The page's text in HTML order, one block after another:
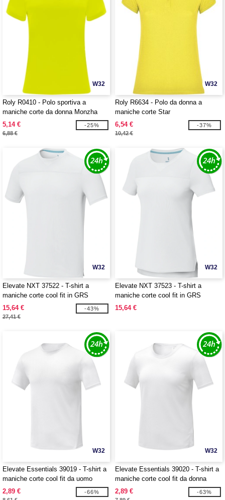
W32
Roly R0410 - Polo sportiva a
maniche corte da donna Monzha
5,14 €
6,88 €
-25%
W32
Roly R6634 - Polo da donna a
maniche corte Star
6,54 €
10,42 €
-37%
W32
Elevate NXT 37522 - T-shirt a
maniche corte cool fit in GRS
riciclato da uomo Borax
15,64 €
27,41 €
-43%
W32
Elevate NXT 37523 - T-shirt a
maniche corte cool fit in GRS
riciclato da donna Borax
15,64 €
W32
Elevate Essentials 39019 - T-shirt a
maniche corte cool fit da uomo
Kratos
2,89 € -66%
W32
Elevate Essentials 39020 - T-shirt a
maniche corte cool fit da donna
Kratos
2,89 € -63%